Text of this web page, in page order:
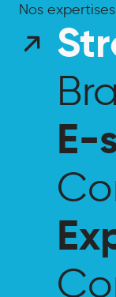
Nos
E-
E-